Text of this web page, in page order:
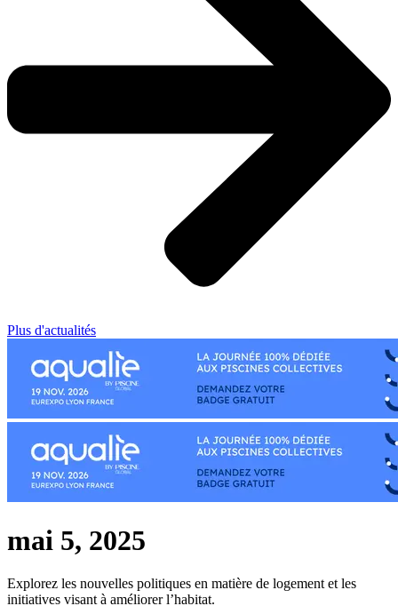
Plus d'actualités
mai 5, 2025
Explorez les nouvelles politiques en matière de logement et les
initiatives visant à améliorer l’habitat.